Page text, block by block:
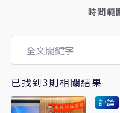
時間範
已找到3則相關結果
評論